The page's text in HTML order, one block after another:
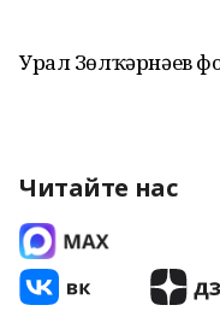
Урал Зөлҡәрнәев
Читайте нас